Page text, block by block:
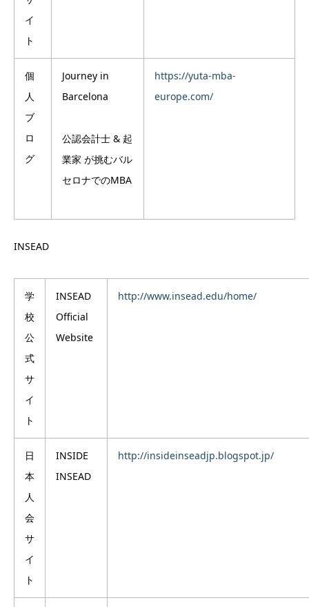
イ
ト
個
人
ブ
ロ
グ
Journey in
Barcelona
公認会計士 & 起
業家 が挑むバル
セロナでのMBA
https://yuta-mba-
europe.com/
INSEAD
学
校
公
式
サ
イ
ト
INSEAD
Official
Website
http://www.insead.edu/home/
日
本
人
会
サ
イ
ト
INSIDE
INSEAD
http://insideinseadjp.blogspot.jp/